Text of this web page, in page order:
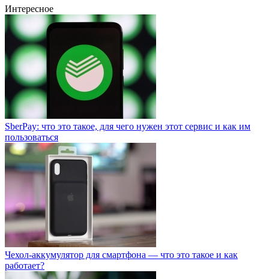
Интересное
SberPay: что это такое, для чего нужен этот сервис и как им
пользоваться
Чехол-аккумулятор для смартфона — что это такое и как
работает?